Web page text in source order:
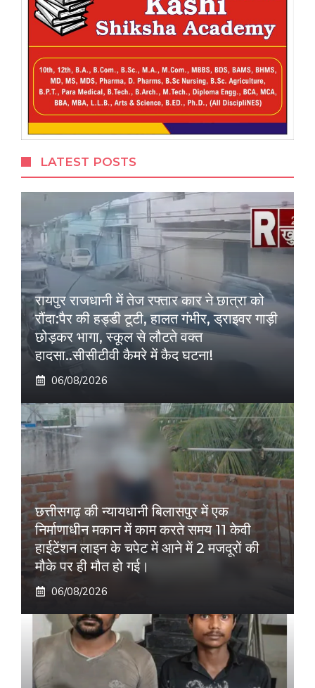
LATEST POSTS
रायपुर राजधानी में तेज रफ्तार कार ने छात्रा को
रौंदा:पैर की हड्डी टूटी, हालत गंभीर, ड्राइवर गाड़ी
छोड़कर भागा, स्कूल से लौटते वक्त
हादसा..सीसीटीवी कैमरे में कैद घटना!
06/08/2026
छत्तीसगढ़ की न्यायधानी बिलासपुर में एक
निर्माणाधीन मकान में काम करते समय 11 केवी
हाईटेंशन लाइन के चपेट में आने में 2 मजदूरों की
मौके पर ही मौत हो गई।
06/08/2026